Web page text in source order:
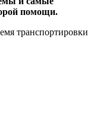
помощи.
транспортировки